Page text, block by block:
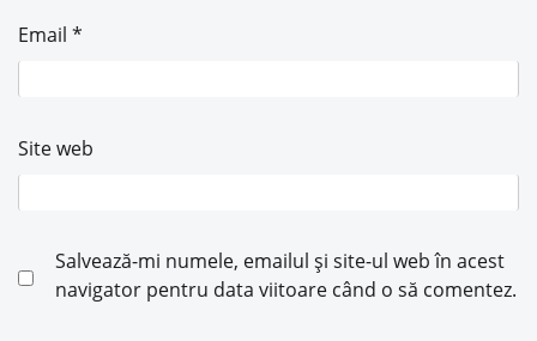
Email *
Site web
Salvează-mi numele, emailul și site-ul web în acest
navigator pentru data viitoare când o să comentez.